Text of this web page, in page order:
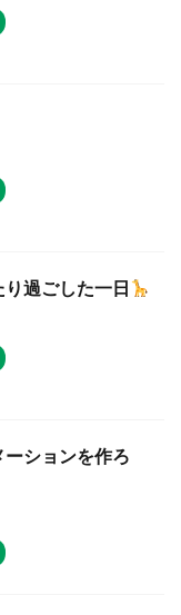
過ごした一日
ションを作ろ